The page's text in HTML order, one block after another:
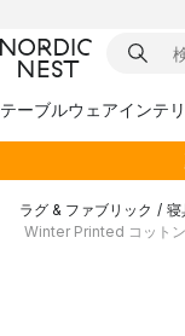
テーブルウェアインテ
ラグ & ファブリック / 寝
Winter Printed コット